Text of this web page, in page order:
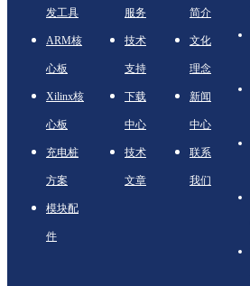
发工具
ARM核
心板
Xilinx核
心板
充电桩
方案
模块配
件
服务
技术
支持
下载
中心
技术
文章
简介
文化
理念
新闻
中心
联系
我们